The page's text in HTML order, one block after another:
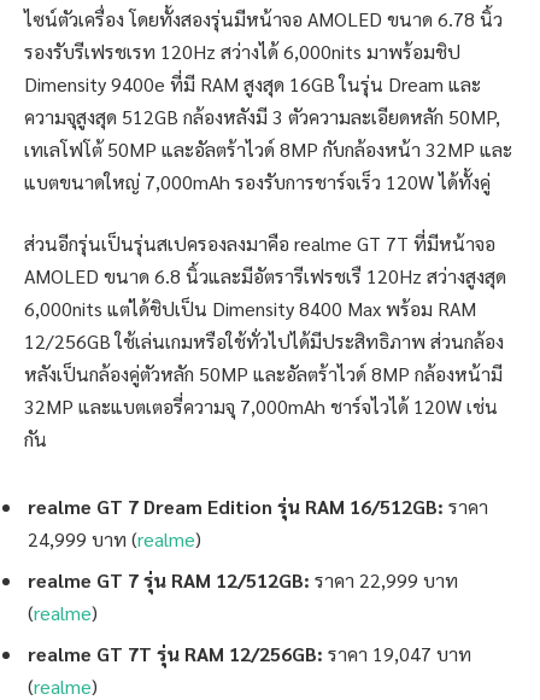
ไซน์ตัวเครื่อง โดยทั้งสองรุ่นมีหน้าจอ AMOLED ขนาด 6.78 นิ้ว
รองรับรีเฟรชเรท 120Hz สว่างได้ 6,000nits มาพร้อมชิป
Dimensity 9400e ที่มี RAM สูงสุด 16GB ในรุ่น Dream และ
ความจุสูงสุด 512GB กล้องหลังมี 3 ตัวความละเอียดหลัก 50MP,
เทเลโฟโต้ 50MP และอัลตร้าไวด์ 8MP กับกล้องหน้า 32MP และ
แบตขนาดใหญ่ 7,000mAh รองรับการชาร์จเร็ว 120W ได้ทั้งคู่
ส่วนอีกรุ่นเป็นรุ่นสเปครองลงมาคือ realme GT 7T ที่มีหน้าจอ
AMOLED ขนาด 6.8 นิ้วและมีอัตรารีเฟรชเรื 120Hz สว่างสูงสุด
6,000nits แต่ได้ชิปเป็น Dimensity 8400 Max พร้อม RAM
12/256GB ใช้เล่นเกมหรือใช้ทั่วไปได้มีประสิทธิภาพ ส่วนกล้อง
หลังเป็นกล้องคู่ตัวหลัก 50MP และอัลตร้าไวด์ 8MP กล้องหน้ามี
32MP และแบตเตอรี่ความจุ 7,000mAh ชาร์จไวได้ 120W เช่น
กัน
realme GT 7 Dream Edition รุ่น RAM 16/512GB: ราคา
24,999 บาท (realme)
realme GT 7รุ่น RAM 12/512GB: ราคา 22,999 บาท
(realme)
realme GT 7T รุ่น RAM 12/256GB: ราคา 19,047 บาท
(realme)